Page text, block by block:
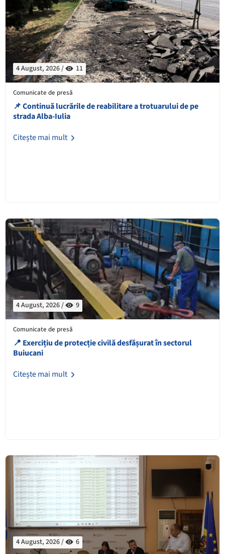
4 August, 2026 / 11
Comunicate de presă
📌 Continuă lucrările de reabilitare a trotuarului de pe
strada Alba-Iulia
Citește mai mult
4 August, 2026 / 9
Comunicate de presă
📍 Exercițiu de protecție civilă desfășurat în sectorul
Buiucani
Citește mai mult
4 August, 2026 / 6